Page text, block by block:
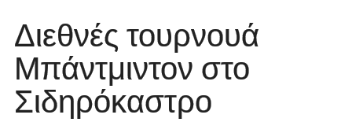
Διεθνές τουρνουά
Μπάντμιντον στο
Σιδηρόκαστρο